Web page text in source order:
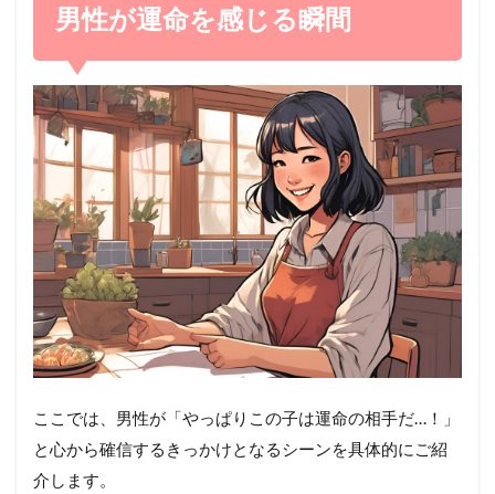
男性が運命を感じる瞬間
ここでは、男性が「やっぱりこの子は運命の相手だ…！」
と心から確信するきっかけとなるシーンを具体的にご紹
介します。